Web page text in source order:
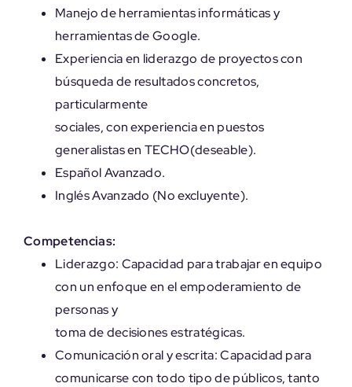
Manejo de herramientas informáticas y
herramientas de Google.
Experiencia en liderazgo de proyectos con
búsqueda de resultados concretos,
particularmente
sociales, con experiencia en puestos
generalistas en TECHO(deseable).
Español Avanzado.
Inglés Avanzado (No excluyente).
Competencias:
Liderazgo: Capacidad para trabajar en equipo
con un enfoque en el empoderamiento de
personas y
toma de decisiones estratégicas.
Comunicación oral y escrita: Capacidad para
comunicarse con todo tipo de públicos, tanto